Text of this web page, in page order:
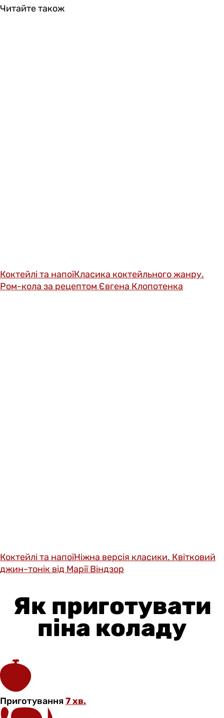
Читайте також
Коктейлі та напоїКласика коктейльного жанру.
Ром-кола за рецептом Євгена Клопотенка
Коктейлі та напоїНіжна версія класики. Квітковий
джин-тонік від Марії Віндзор
Як приготувати
піна коладу
Приготування7 хв.